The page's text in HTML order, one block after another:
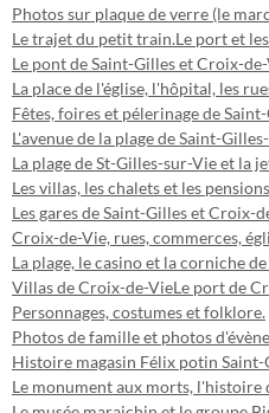
Photos sur plaque de verre (le
Le trajet du petit train.Le port et
Le pont de Saint-Gilles et Croix-
La place de l'église, l'hôpital, les
Fêtes, foires et pélerinage de
L'avenue de la plage de Saint-
La plage de St-Gilles-sur-Vie et la
Les villas, les chalets et les
Les gares de Saint-Gilles et Croix-
Croix-de-Vie, rues, commerces,
La plage, le casino et la corniche
Villas de Croix-de-VieLe port de
Personnages, costumes et folklore.
Photos de famille et photos
Histoire magasin Félix potin
Le monument aux morts, l'histoire